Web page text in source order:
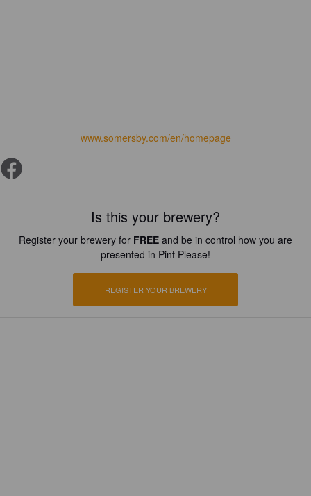
www.somersby.com/en/homepage
Is this your brewery?
Register your brewery for FREE and be in control how you are
presented in Pint Please!
REGISTER YOUR BREWERY